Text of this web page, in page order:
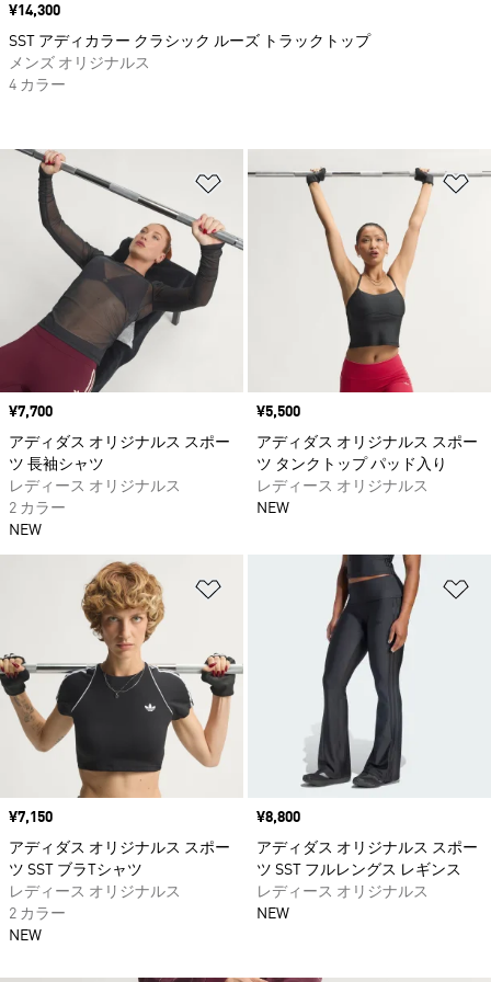
ほしいものリストに追加
価格
¥7,700
アディダス オリジナルス スポー
ツ 長袖シャツ
レディース オリジナルス
2 カラー
NEW
価格
¥5,500
アディダス オリジナルス スポー
ツ タンクトップ パッド入り
レディース オリジナルス
NEW
ほしいものリストに追加
価格
¥7,150
アディダス オリジナルス スポー
ツ SST ブラTシャツ
レディース オリジナルス
2 カラー
NEW
価格
¥8,800
アディダス オリジナルス スポー
ツ SST フルレングス レギンス
レディース オリジナルス
NEW
価格
¥14,300
SST アディカラー クラシック ルーズ トラックトップ
メンズ オリジナルス
4 カラー